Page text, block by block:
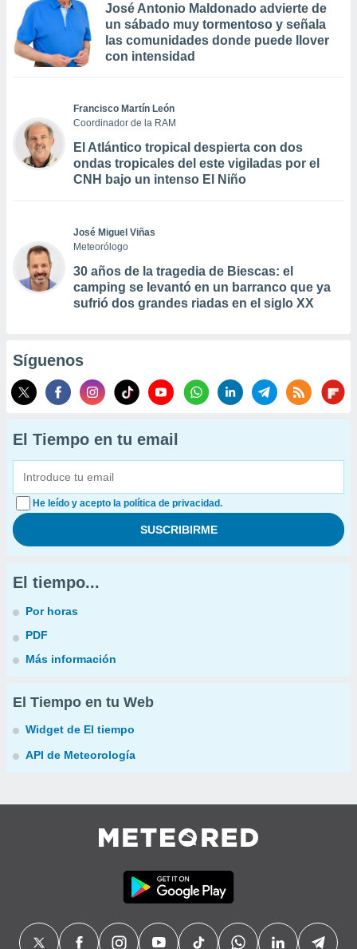
José Antonio Maldonado advierte de
un sábado muy tormentoso y señala
las comunidades donde puede llover
con intensidad
Francisco Martín León
Coordinador de la RAM
El Atlántico tropical despierta con dos
ondas tropicales del este vigiladas por el
CNH bajo un intenso El Niño
José Miguel Viñas
Meteorólogo
30 años de la tragedia de Biescas: el
camping se levantó en un barranco que ya
sufrió dos grandes riadas en el siglo XX
Síguenos
El Tiempo en tu email
He leído y acepto la política de privacidad.
El tiempo...
Por horas
PDF
Más información
El Tiempo en tu Web
Widget de El tiempo
API de Meteorología